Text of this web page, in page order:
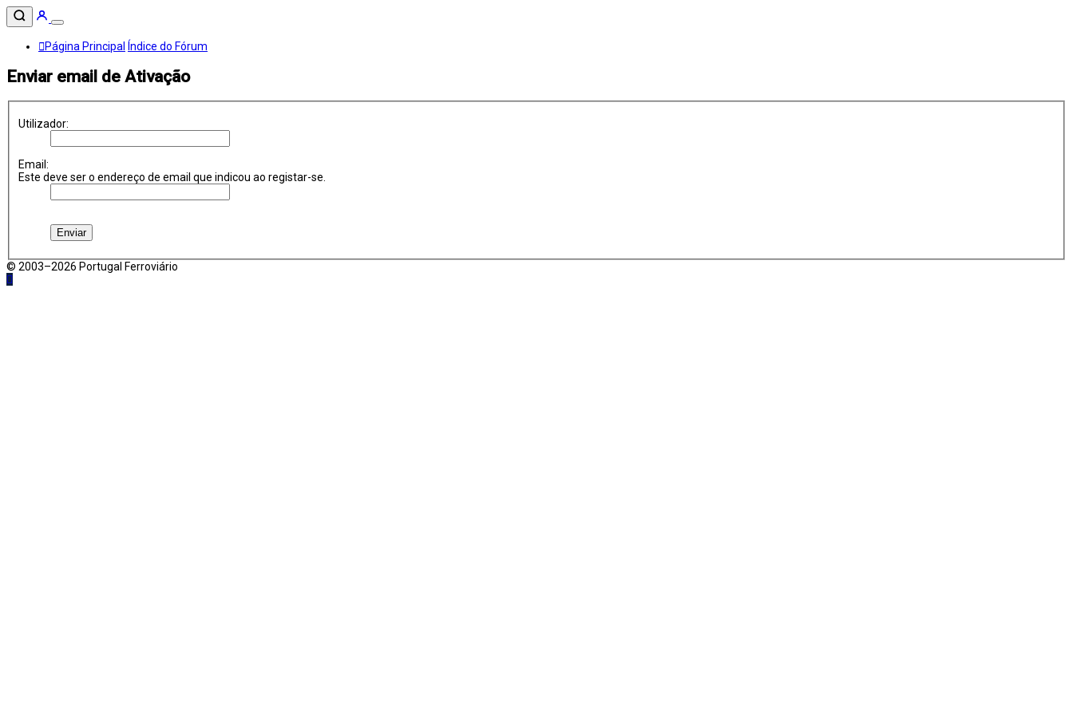
Página Principal Índice do Fórum
Enviar email de Ativação
Utilizador:
Email:
Este deve ser o endereço de email que indicou ao registar-se.
© 2003–2026 Portugal Ferroviário